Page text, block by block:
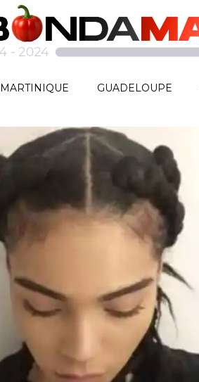
MARTINIQUE GUADELOUPE